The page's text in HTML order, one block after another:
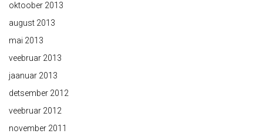
oktoober 2013
august 2013
mai 2013
veebruar 2013
jaanuar 2013
detsember 2012
veebruar 2012
november 2011